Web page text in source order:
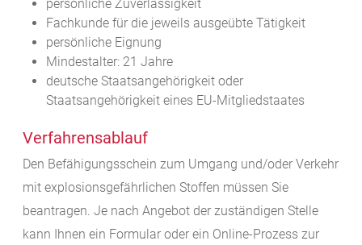
persönliche Zuverlässigkeit
Fachkunde für die jeweils ausgeübte Tätigkeit
persönliche Eignung
Mindestalter: 21 Jahre
deutsche Staatsangehörigkeit oder
Staatsangehörigkeit eines EU-Mitgliedstaates
Verfahrensablauf
Den Befähigungsschein zum Umgang und/oder Verkehr
mit explosionsgefährlichen Stoffen müssen Sie
beantragen. Je nach Angebot der zuständigen Stelle
kann Ihnen ein Formular oder ein Online-Prozess zur